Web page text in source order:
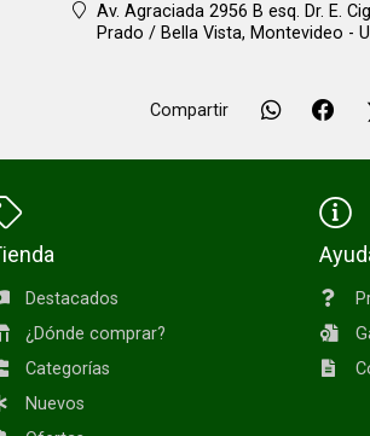
Av. Agraciada 2956 B esq. Dr. E.
Prado / Bella Vista, Montevideo -
Compartir
Destacados
¿Dónde comprar?
Categorías
Nuevos